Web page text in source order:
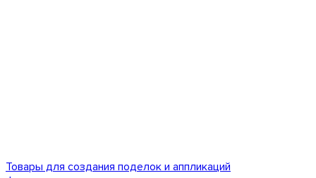
Товары для создания поделок и аппликаций